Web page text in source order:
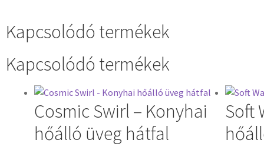
Kapcsolódó termékek
Kapcsolódó termékek
Cosmic Swirl – Konyhai
hőálló üveg hátfal
Soft